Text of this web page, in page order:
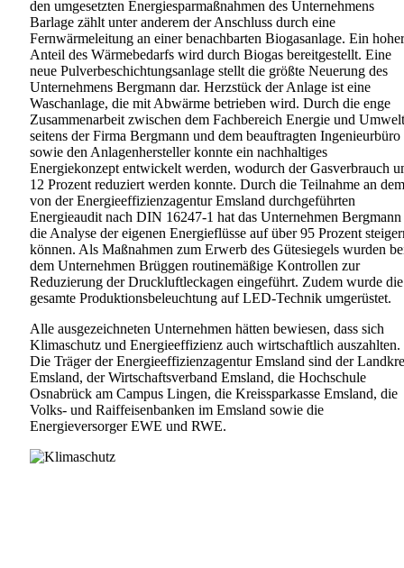
den umgesetzten Energiesparmaßnahmen des Unternehmens
Barlage zählt unter anderem der Anschluss durch eine
Fernwärmeleitung an einer benachbarten Biogasanlage. Ein hoher
Anteil des Wärmebedarfs wird durch Biogas bereitgestellt. Eine
neue Pulverbeschichtungsanlage stellt die größte Neuerung des
Unternehmens Bergmann dar. Herzstück der Anlage ist eine
Waschanlage, die mit Abwärme betrieben wird. Durch die enge
Zusammenarbeit zwischen dem Fachbereich Energie und Umwelt
seitens der Firma Bergmann und dem beauftragten Ingenieurbüro
sowie den Anlagenhersteller konnte ein nachhaltiges
Energiekonzept entwickelt werden, wodurch der Gasverbrauch
12 Prozent reduziert werden konnte. Durch die Teilnahme an dem
von der Energieeffizienzagentur Emsland durchgeführten
Energieaudit nach DIN 16247-1 hat das Unternehmen Bergmann
die Analyse der eigenen Energieflüsse auf über 95 Prozent
können. Als Maßnahmen zum Erwerb des Gütesiegels wurden
dem Unternehmen Brüggen routinemäßige Kontrollen zur
Reduzierung der Druckluftleckagen eingeführt. Zudem wurde die
gesamte Produktionsbeleuchtung auf LED-Technik umgerüstet.
Alle ausgezeichneten Unternehmen hätten bewiesen, dass sich
Klimaschutz und Energieeffizienz auch wirtschaftlich auszahlten.
Die Träger der Energieeffizienzagentur Emsland sind der
Emsland, der Wirtschaftsverband Emsland, die Hochschule
Osnabrück am Campus Lingen, die Kreissparkasse Emsland, die
Volks- und Raiffeisenbanken im Emsland sowie die
Energieversorger EWE und RWE.